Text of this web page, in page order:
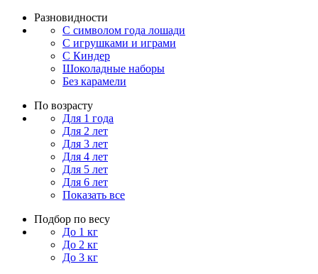
Разновидности
С символом года лошади
С игрушками и играми
С Киндер
Шоколадные наборы
Без карамели
По возрасту
Для 1 года
Для 2 лет
Для 3 лет
Для 4 лет
Для 5 лет
Для 6 лет
Показать все
Подбор по весу
До 1 кг
До 2 кг
До 3 кг